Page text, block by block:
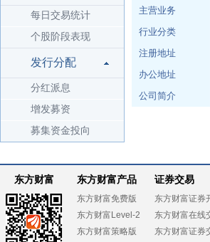
每日交易统计
个股阶段表现
发行分配
分红派息
增发募资
募集资金投向
主营业务
行业分类
注册地址
办公地址
公司简介
东方财富 东方财富产品
东方财富免费版
东方财富Level-2
东方财富策略版
证券交易
东方财富证券
东方财富在线
东方财富证券